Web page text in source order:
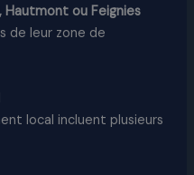
Hautmont ou Feignies
de leur zone de
local incluent plusieurs